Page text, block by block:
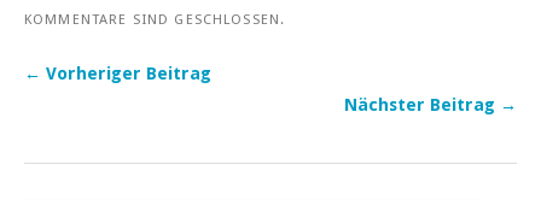
KOMMENTARE SIND GESCHLOSSEN.
← Vorheriger Beitrag
Nächster Beitrag →